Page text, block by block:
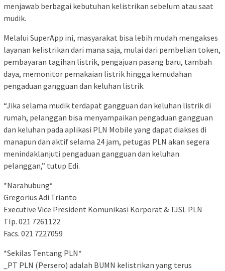
menjawab berbagai kebutuhan kelistrikan sebelum atau saat
mudik.
Melalui SuperApp ini, masyarakat bisa lebih mudah mengakses
layanan kelistrikan dari mana saja, mulai dari pembelian token,
pembayaran tagihan listrik, pengajuan pasang baru, tambah
daya, memonitor pemakaian listrik hingga kemudahan
pengaduan gangguan dan keluhan listrik.
“Jika selama mudik terdapat gangguan dan keluhan listrik di
rumah, pelanggan bisa menyampaikan pengaduan gangguan
dan keluhan pada aplikasi PLN Mobile yang dapat diakses di
manapun dan aktif selama 24 jam, petugas PLN akan segera
menindaklanjuti pengaduan gangguan dan keluhan
pelanggan,” tutup Edi.
*Narahubung*
Gregorius Adi Trianto
Executive Vice President Komunikasi Korporat & TJSL PLN
Tlp. 021 7261122
Facs. 021 7227059
*Sekilas Tentang PLN*
_PT PLN (Persero) adalah BUMN kelistrikan yang terus